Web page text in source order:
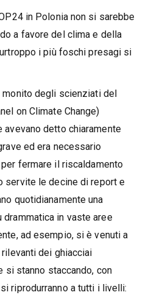
in Polonia non si sarebbe
a favore del clima e della
i più foschi presagi si
monito degli scienziati del
on Climate Change)
avevano detto chiaramente
ed era necessario
fermare il riscaldamento
servite le decine di report e
quotidianamente una
in vaste aree
ad esempio, si è venuti a
dei ghiacciai
si stanno staccando, con
riprodurranno a tutti i livelli: